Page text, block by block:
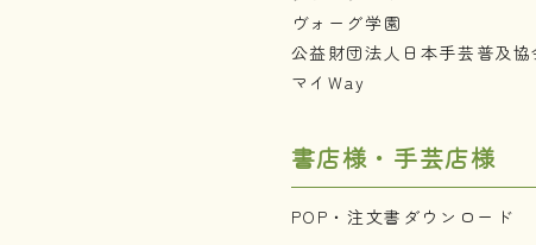
ヴォーグ学園
公益財団法人日本手芸普及協
マイWay
書店様・手芸店様
POP・注文書ダウンロード